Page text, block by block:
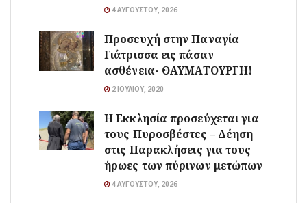
4 ΑΥΓΟΎΣΤΟΥ, 2026
Προσευχή στην Παναγία
Γιάτρισσα εις πάσαν
ασθένεια- ΘΑΥΜΑΤΟΥΡΓΗ!
2 ΙΟΥΛΊΟΥ, 2020
Η Εκκλησία προσεύχεται για
τους Πυροσβέστες – Δέηση
στις Παρακλήσεις για τους
ήρωες των πύρινων μετώπων
4 ΑΥΓΟΎΣΤΟΥ, 2026